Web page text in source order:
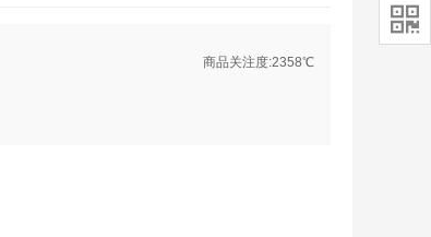
商品关注度:2358℃
